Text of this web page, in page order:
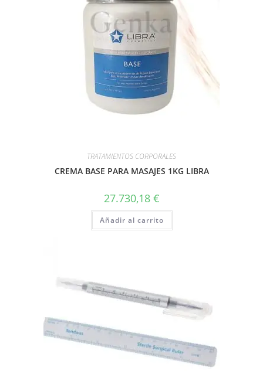
TRATAMIENTOS CORPORALES
CREMA BASE PARA MASAJES 1KG LIBRA
27.730,18 €
Añadir al carrito